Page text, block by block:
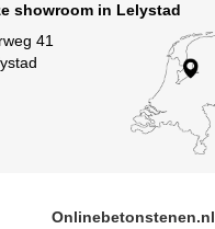
showroom in Lelystad
41
Onlinebetonstenen.nl